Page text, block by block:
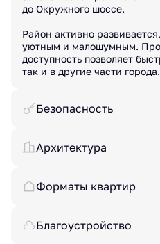
до Окружного шоссе.
Район активно
уютным и малошумным.
доступность позволяет
так и в другие части города.
Безопасность
Архитектура
Форматы квартир
Благоустройство